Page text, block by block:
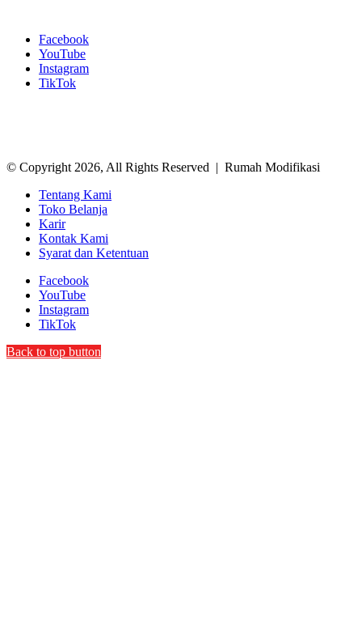
Facebook
YouTube
Instagram
TikTok
© Copyright 2026, All Rights Reserved | Rumah Modifikasi
Tentang Kami
Toko Belanja
Karir
Kontak Kami
Syarat dan Ketentuan
Facebook
YouTube
Instagram
TikTok
Back to top button